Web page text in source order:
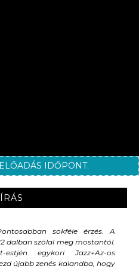
IDŐPONT.
sokféle érzés. A
dalban szólal meg mostantól.
egykori Jazz+Az-os
újabb zenés kalandba, hogy